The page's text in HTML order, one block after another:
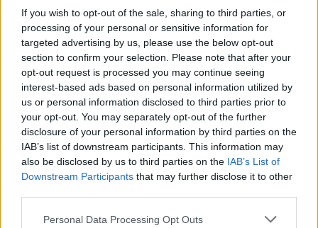
If you wish to opt-out of the sale, sharing to third parties, or
processing of your personal or sensitive information for
targeted advertising by us, please use the below opt-out
section to confirm your selection. Please note that after your
opt-out request is processed you may continue seeing
interest-based ads based on personal information utilized by
us or personal information disclosed to third parties prior to
your opt-out. You may separately opt-out of the further
disclosure of your personal information by third parties on the
IAB’s list of downstream participants. This information may
also be disclosed by us to third parties on the IAB’s List of
Downstream Participants that may further disclose it to other
Please note that this website/app uses one or more Google
Personal Data Processing Opt Outs
két szökevényt, hogy közelebb kerüljenek
hazájukhoz, és adandó alkalommal átszöktethesse
őket a határon. Péterváron azonban az amerikai
nagykövetséget fegyveres oroszok zárják körül: a
szökött politikai fogoly, a halálra ítélt Koltay
huszárkapitány kiadatását követelik a nagykövettől.
John Webster így tudja meg, hogy akit a házába
fogadott, nem más, mint feleségének egykori
szerelme. Mit tesz ilyenkor egy igazi gentleman,
akinek a szeretett asszony boldogsága a
legfontosabb? Meglepő fordulatok az operett